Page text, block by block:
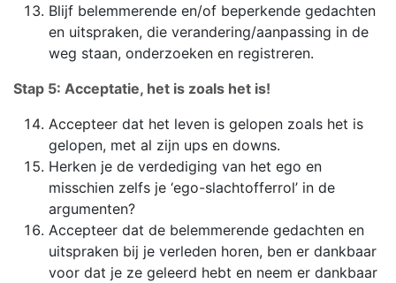
Blijf belemmerende en/of beperkende gedachten
en uitspraken, die verandering/aanpassing in de
weg staan, onderzoeken en registreren.
Stap 5: Acceptatie, het is zoals het is!
Accepteer dat het leven is gelopen zoals het is
gelopen, met al zijn ups en downs.
Herken je de verdediging van het ego en
misschien zelfs je ‘ego-slachtofferrol’ in de
argumenten?
Accepteer dat de belemmerende gedachten en
uitspraken bij je verleden horen, ben er dankbaar
voor dat je ze geleerd hebt en neem er dankbaar